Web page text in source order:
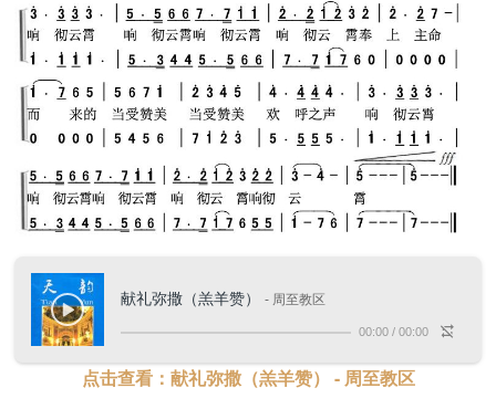
献礼弥撒（羔羊赞） - 周至教区
00:00 / 00:00
点击查看：献礼弥撒（羔羊赞） - 周至教区